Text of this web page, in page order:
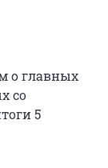
о главных
со
5